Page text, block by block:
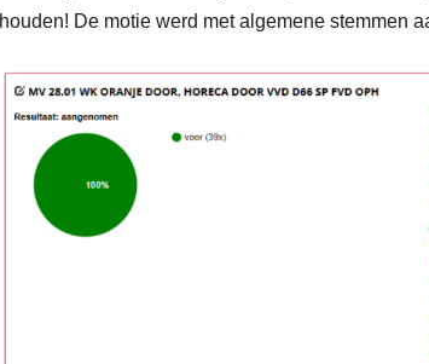
houden! De motie werd met algemene stemmen